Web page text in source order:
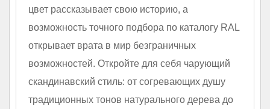
цвет рассказывает свою историю, а
возможность точного подбора по каталогу RAL
открывает врата в мир безграничных
возможностей. Откройте для себя чарующий
скандинавский стиль: от согревающих душу
традиционных тонов натурального дерева до